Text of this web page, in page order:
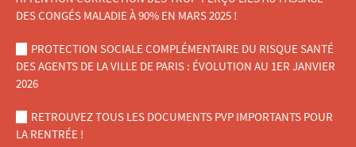
DES CONGÉS MALADIE À 90% EN MARS 2025 !
PROTECTION SOCIALE COMPLÉMENTAIRE DU RISQUE SANTÉ
DES AGENTS DE LA VILLE DE PARIS : ÉVOLUTION AU 1ER JANVIER
2026
RETROUVEZ TOUS LES DOCUMENTS PVP IMPORTANTS POUR
LA RENTRÉE !